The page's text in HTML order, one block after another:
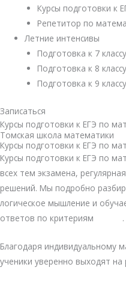
Курсы подготовки к
Репетитор по
Летние интенсивы
Подготовка к 7 классу
Подготовка к 8 классу
Подготовка к 9 классу
Записаться
Курсы подготовки к ЕГЭ по
Томская школа математики
Курсы подготовки к ЕГЭ по
Курсы подготовки к ЕГЭ по
всех тем экзамена,
решений. Мы подробно
логическое мышление и
ответов по критериям
.
Благодаря индивидуальному
ученики уверенно выходят на